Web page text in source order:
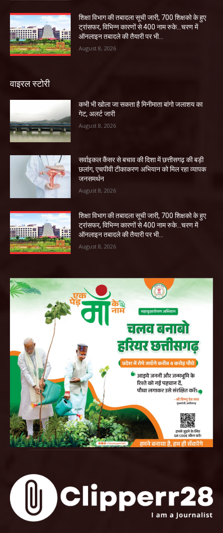
शिक्षा विभाग की तबादला सूची जारी, 700 शिक्षको के हुए
ट्रांसफर, विभिन्न कारणों से 400 नाम रुके…चरण में
ऑनलाइन तबादले की तैयारी पर भी...
August 8, 2026
वाइरल स्टोरी
कभी भी खोला जा सकता है मिनीमाता बांगो जलाशय का
गेट, अलर्ट जारी
August 8, 2026
सर्वाइकल कैंसर से बचाव की दिशा में छत्तीसगढ़ की बड़ी
छलांग, एचपीवी टीकाकरण अभियान को मिल रहा व्यापक
जनसमर्थन
August 8, 2026
शिक्षा विभाग की तबादला सूची जारी, 700 शिक्षको के हुए
ट्रांसफर, विभिन्न कारणों से 400 नाम रुके…चरण में
ऑनलाइन तबादले की तैयारी पर भी...
August 8, 2026